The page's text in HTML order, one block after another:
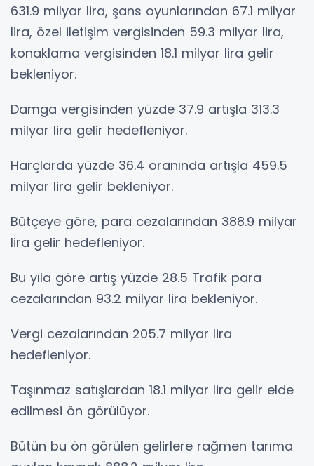
631.9 milyar lira, şans oyunlarından 67.1 milyar
lira, özel iletişim vergisinden 59.3 milyar lira,
konaklama vergisinden 18.1 milyar lira gelir
bekleniyor.
Damga vergisinden yüzde 37.9 artışla 313.3
milyar lira gelir hedefleniyor.
Harçlarda yüzde 36.4 oranında artışla 459.5
milyar lira gelir bekleniyor.
Bütçeye göre, para cezalarından 388.9 milyar
lira gelir hedefleniyor.
Bu yıla göre artış yüzde 28.5 Trafik para
cezalarından 93.2 milyar lira bekleniyor.
Vergi cezalarından 205.7 milyar lira
hedefleniyor.
Taşınmaz satışlardan 18.1 milyar lira gelir elde
edilmesi ön görülüyor.
Bütün bu ön görülen gelirlere rağmen tarıma